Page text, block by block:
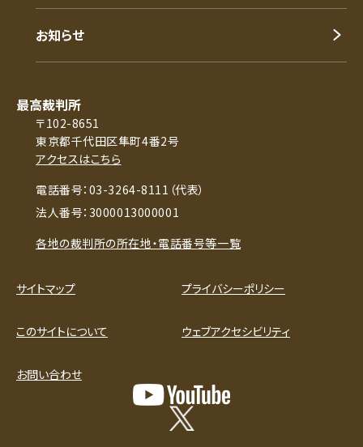
お知らせ
最高裁判所
〒102-8651
東京都千代田区隼町4番2号
アクセスはこちら
電話番号：03-3264-8111（代表）
法人番号：3000013000001
各地の裁判所の所在地・電話番号等一覧
サイトマップ プライバシーポリシー
このサイトについて ウェブアクセシビリティ
お問い合わせ